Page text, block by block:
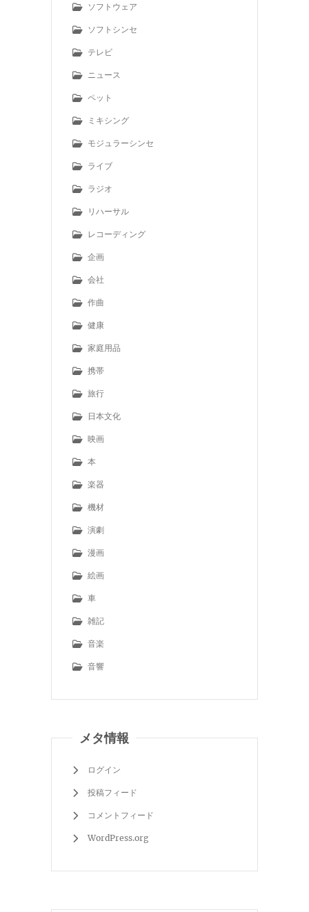
ソフトウェア
ソフトシンセ
テレビ
ニュース
ペット
ミキシング
モジュラーシンセ
ライブ
ラジオ
リハーサル
レコーディング
企画
会社
作曲
健康
家庭用品
携帯
旅行
日本文化
映画
本
楽器
機材
演劇
漫画
絵画
車
雑記
音楽
音響
メタ情報
ログイン
投稿フィード
コメントフィード
WordPress.org